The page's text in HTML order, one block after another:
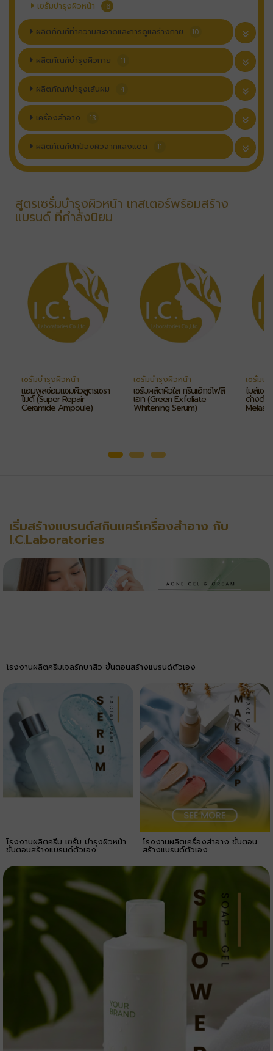
เซรั่มบำรุงผิวหน้า 16
ผลิตภัณฑ์ทำความสะอาดและการดูแลร่างกาย 10
ผลิตภัณฑ์บำรุงผิวกาย 11
ผลิตภัณฑ์บำรุงเส้นผม 4
เครื่องสำอาง 13
ผลิตภัณฑ์ปกป้องผิวจากแสงแดด 11
สูตรเซรั่มบำรุงผิวหน้า เทสเตอร์พร้อมสร้าง
แบรนด์ ที่กำลังนิยม
เซรั่มบำรุงผิวหน้า
แอมพูลซ่อมแซมผิวสูตรเซรา
ไมด์ (Super Repair
Ceramide Ampoule)
เซรั่มบำรุงผิวหน้า
เซรั่มผลัดผิวใส กรีนเอ็กซ์โฟลิ
เอท (Green Exfoliate
Whitening Serum)
เซรั่มบ
ไมล์เซร่
ด่างดำ
เริ่มสร้างแบรนด์สกินแคร์เครื่องสำอาง กับ
I.C.Laboratories
โรงงานผลิตครีมเจลรักษาสิว ขั้นตอนสร้างแบรนด์ตัวเอง
โรงงานผลิตครีม เซรั่ม บำรุงผิวหน้า
ขั้นตอนสร้างแบรนด์ตัวเอง
โรงงานผลิตเครื่องสำอาง ขั้นตอน
สร้างแบรนด์ตัวเอง